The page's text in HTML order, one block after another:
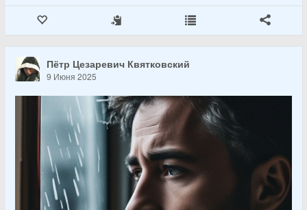
Пётр Цезаревич Квятковский
9 Июня 2025